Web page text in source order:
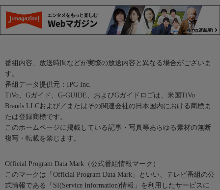
番組内容、放送時間などが実際の放送内容と異なる場合がございま
す。
番組データ提供元：IPG Inc.
TiVo、Gガイド、G-GUIDE、およびGガイドロゴは、米国TiVo
Brands LLCおよび／またはその関連会社の日本国内における商標ま
たは登録商標です。
このホームページに掲載している記事・写真等あらゆる素材の無断
複写・転載を禁じます。
Official Program Data Mark（公式番組情報マーク）
このマークは「Official Program Data Mark」といい、テレビ番組の公
式情報である「SI(Service Information)情報」を利用したサービスに